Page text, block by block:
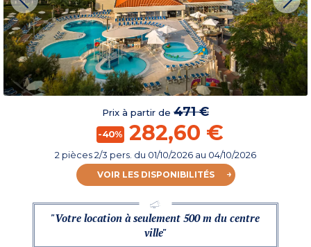
Prix à partir de 471 €
-40% 282,60 €
2 pièces 2/3 pers. du 01/10/2026 au 04/10/2026
VOIR LES DISPONIBILITÉS
"Votre location à seulement 500 m du centre
ville"